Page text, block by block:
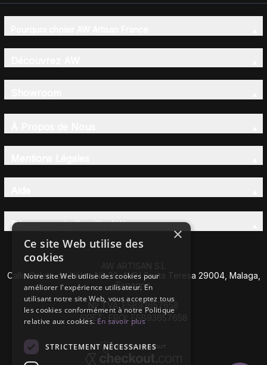
Découvrez la Famille AW
AW ARTISAN S.L
Calle Caleta de Vélez Nº 39-41 P.I Santa Teresa 29004, Malaga,
Espagne
Nº TVA: ESB93657658
SIRET- EROI: ESB93657658
×
Ce site Web utilise des
cookies
Notre site Web utilise des cookies pour
améliorer l'expérience utilisateur. En
utilisant notre site Web, vous acceptez tous
les cookies conformément à notre Politique
relative aux cookies.En savoir plus
STRICTEMENT NÉCESSAIRES